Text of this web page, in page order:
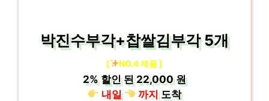
박진수부각+찹쌀김부각 5개
[ NO.4 제품 ]
2% 할인 된22,000 원
내일
까지도착